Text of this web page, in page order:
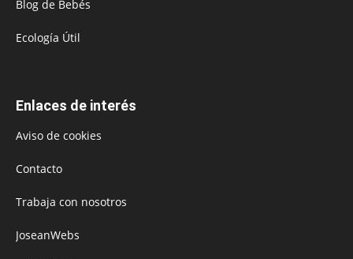
Blog de Bebés
Ecología Útil
Enlaces de interés
Aviso de cookies
Contacto
Trabaja con nosotros
JoseanWebs